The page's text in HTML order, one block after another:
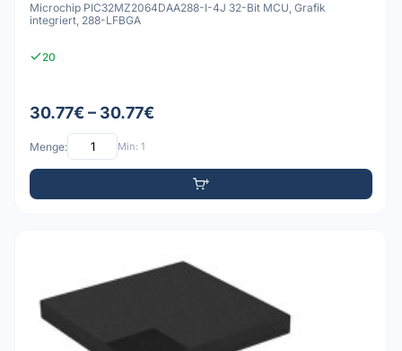
Microchip PIC32MZ2064DAA288-I-4J 32-Bit MCU, Grafik
integriert, 288-LFBGA
20
30.77€ – 30.77€
Menge: Min: 1